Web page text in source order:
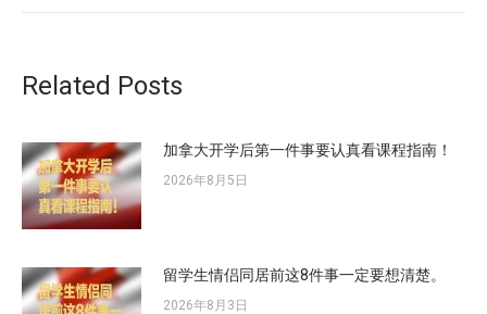
Related Posts
加拿大开学后第一件事要认真看课程指南！
2026年8月5日
留学生情侣同居前这8件事一定要想清楚。
2026年8月3日